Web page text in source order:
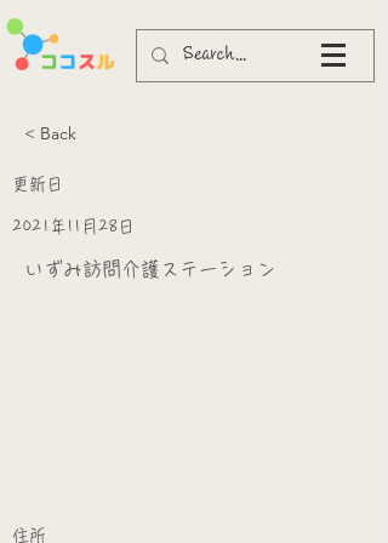
< Back
更新日
2021年11月28日
いずみ訪問介護ステーション
​ ​住所